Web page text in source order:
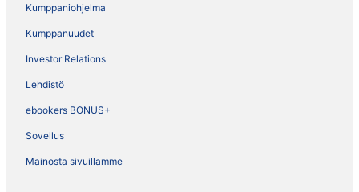
Kumppaniohjelma
Kumppanuudet
Investor Relations
Lehdistö
ebookers BONUS+
Sovellus
Mainosta sivuillamme